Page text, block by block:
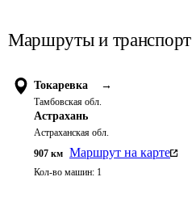
Маршруты и транспорт
Токаревка →
Тамбовская обл.
Астрахань
Астраханская обл.
907 км Маршрут на карте
Кол-во машин: 1